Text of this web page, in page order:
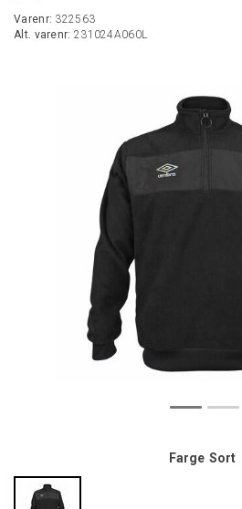
Varenr: 322563
Alt. varenr: 231024A060L
Farge Sort